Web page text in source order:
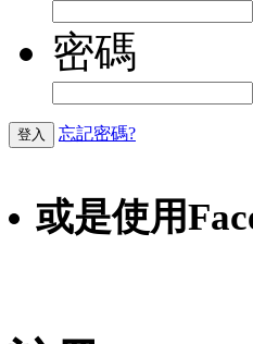
密碼
登入 忘記密碼?
或是使用